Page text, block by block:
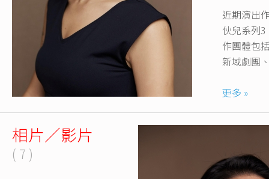
近期演出
伙兒系列
作團體包
新域劇團
更多 »
相片／影片
( 7 )